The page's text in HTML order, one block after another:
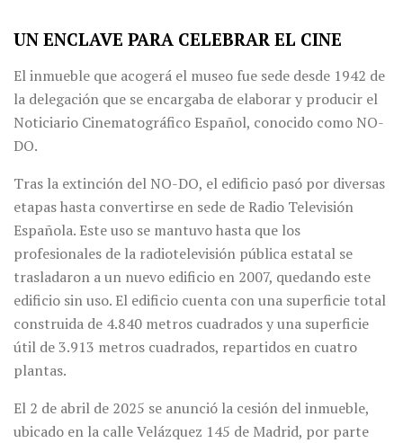
UN ENCLAVE PARA CELEBRAR EL CINE
El inmueble que acogerá el museo fue sede desde 1942 de
la delegación que se encargaba de elaborar y producir el
Noticiario Cinematográfico Español, conocido como NO-
DO.
Tras la extinción del NO-DO, el edificio pasó por diversas
etapas hasta convertirse en sede de Radio Televisión
Española. Este uso se mantuvo hasta que los
profesionales de la radiotelevisión pública estatal se
trasladaron a un nuevo edificio en 2007, quedando este
edificio sin uso. El edificio cuenta con una superficie total
construida de 4.840 metros cuadrados y una superficie
útil de 3.913 metros cuadrados, repartidos en cuatro
plantas.
El 2 de abril de 2025 se anunció la cesión del inmueble,
ubicado en la calle Velázquez 145 de Madrid, por parte